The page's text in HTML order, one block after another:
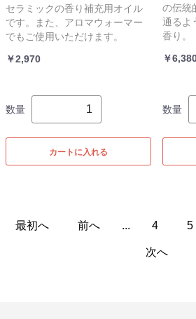
セラミックの香り補充用オイル
です。また、アロマウォーマー
でもご使用いただけます。
￥2,970
数量
カートに入れる
の伝統
通るよ
香り。
￥
数量
最初へ 前へ ... 4 5
次へ